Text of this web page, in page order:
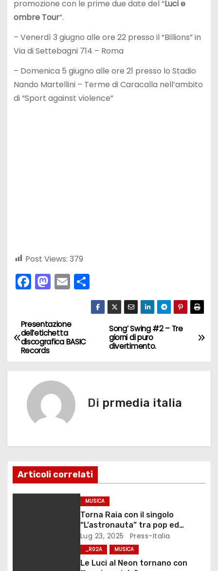
promozione con le prime due date del “Luci e
ombre Tour”.
– Venerdì 3 giugno alle ore 22 presso il “Billions” in
Via di Settebagni 714 – Roma
– Domenica 5 giugno alle ore 21 presso lo Stadio
Nando Martellini – Terme di Caracalla nell’ambito
di “Sport against violence”
Post Views: 379
F
a
e
b
o
o
k
M
a
o
d
n
E
m
l
C
o
n
N
a
v
o
Song’ Swing #2 – Tre
giorni di puro
divertimento.
Presentazione
dell’etichetta
discografica BASIC
Records
Di prmedia italia
Articoli correlati
MUSICA
Torna Raia con il singolo
“L’astronauta” tra pop ed
elettronica
Lug 23, 2025 Press-Italia
_R02A MUSICA
Le Luci al Neon tornano con